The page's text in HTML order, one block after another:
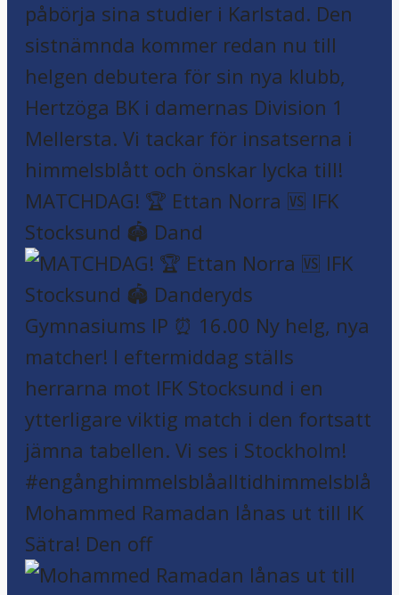
MATCHDAG! 🏆 Ettan Norra 🆚 IFK
Stocksund 🏟️ Dand
Mohammed Ramadan lånas ut till IK
Sätra! Den off